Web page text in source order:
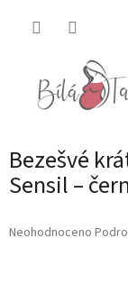
Bezešvé
Sensil –
Průměrné
Neohodnoceno